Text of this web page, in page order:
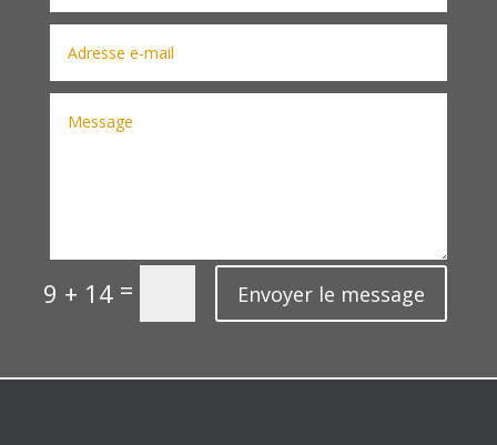
9 + 14 = Envoyer le message